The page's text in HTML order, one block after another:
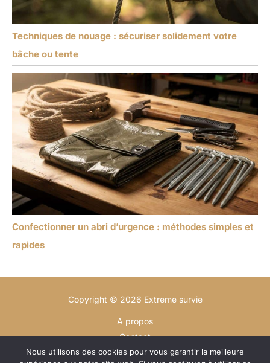
Techniques de nouage : sécuriser solidement votre
bâche ou tente
Confectionner un abri d’urgence : méthodes simples et
rapides
Copyright © 2026 Extreme survie
A propos
Contact
Plan du site
Nous utilisons des cookies pour vous garantir la meilleure